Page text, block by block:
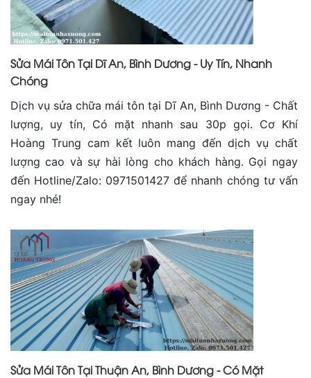
Sửa Mái Tôn Tại Dĩ An, Bình Dương - Uy Tín, Nhanh
Chóng
Dịch vụ sửa chữa mái tôn tại Dĩ An, Bình Dương - Chất
lượng, uy tín, Có mặt nhanh sau 30p gọi. Cơ Khí
Hoàng Trung cam kết luôn mang đến dịch vụ chất
lượng cao và sự hài lòng cho khách hàng. Gọi ngay
đến Hotline/Zalo: 0971501427 để nhanh chóng tư vấn
ngay nhé!
Sửa Mái Tôn Tại Thuận An, Bình Dương - Có Mặt